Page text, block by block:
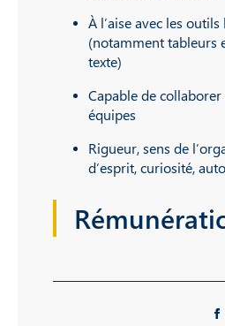
À l’aise avec les
(notamment tableurs
texte)
Capable de
équipes
Rigueur, sens de
d’esprit, curiosité,